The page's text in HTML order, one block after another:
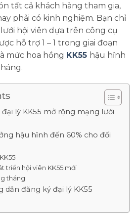
tất cả khách hàng tham gia,
phải có kinh nghiệm. Bạn chỉ
hội viên dựa trên công cụ
hỗ trợ 1 – 1 trong giai đoạn
mức hoa hồng KK55 hậu hĩnh
đại lý KK55 mở rộng mạng lưới
hậu hĩnh đến 60% cho đối
triển hội viên KK55 mới
tháng
dẫn đăng ký đại lý KK55